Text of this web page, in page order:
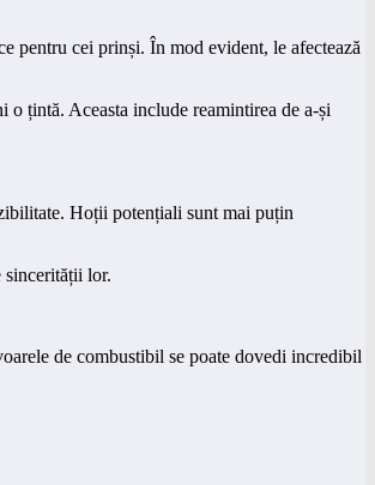
pentru cei prinși. În mod evident, le afectează
țintă. Aceasta include reamintirea de a-și
Hoții potențiali sunt mai puțin
sincerității lor.
de combustibil se poate dovedi incredibil